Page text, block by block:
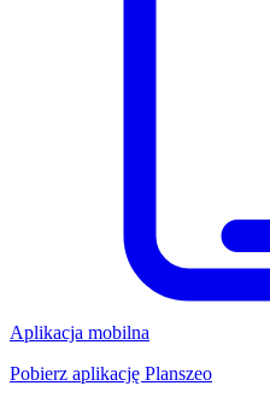
Aplikacja mobilna
Pobierz aplikację Planszeo